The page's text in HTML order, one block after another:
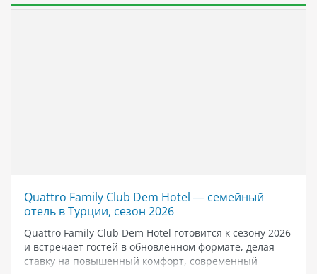
Quattro Family Club Dem Hotel — семейный
отель в Турции, сезон 2026
Quattro Family Club Dem Hotel готовится к сезону 2026
и встречает гостей в обновлённом формате, делая
ставку на повышенный комфорт, современный